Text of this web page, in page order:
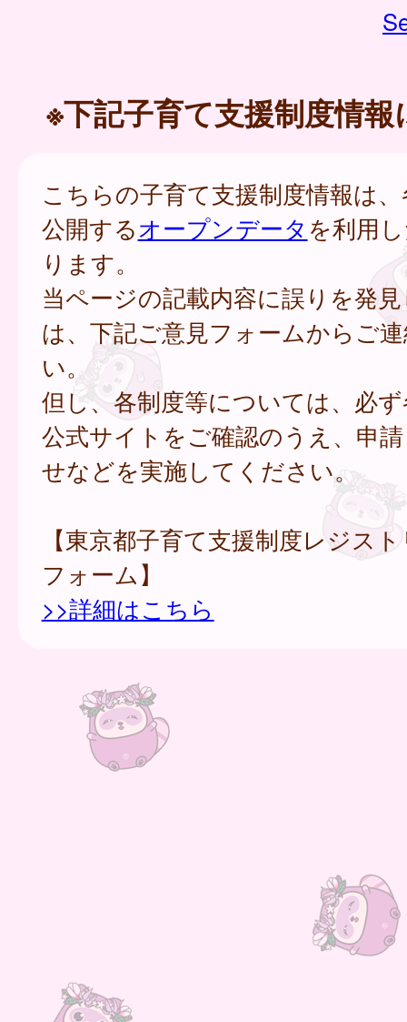
※下記子育て支援制度情
こちらの子育て支援制度情報は
公開するオープンデータ を利用
ります。
当ページの記載内容に誤りを発
は、下記ご意見フォームからご
い。
但し、各制度等については、必
公式サイトをご確認のうえ、申
せなどを実施してください。
【東京都子育て支援制度レジス
フォーム】
>>詳細はこちら